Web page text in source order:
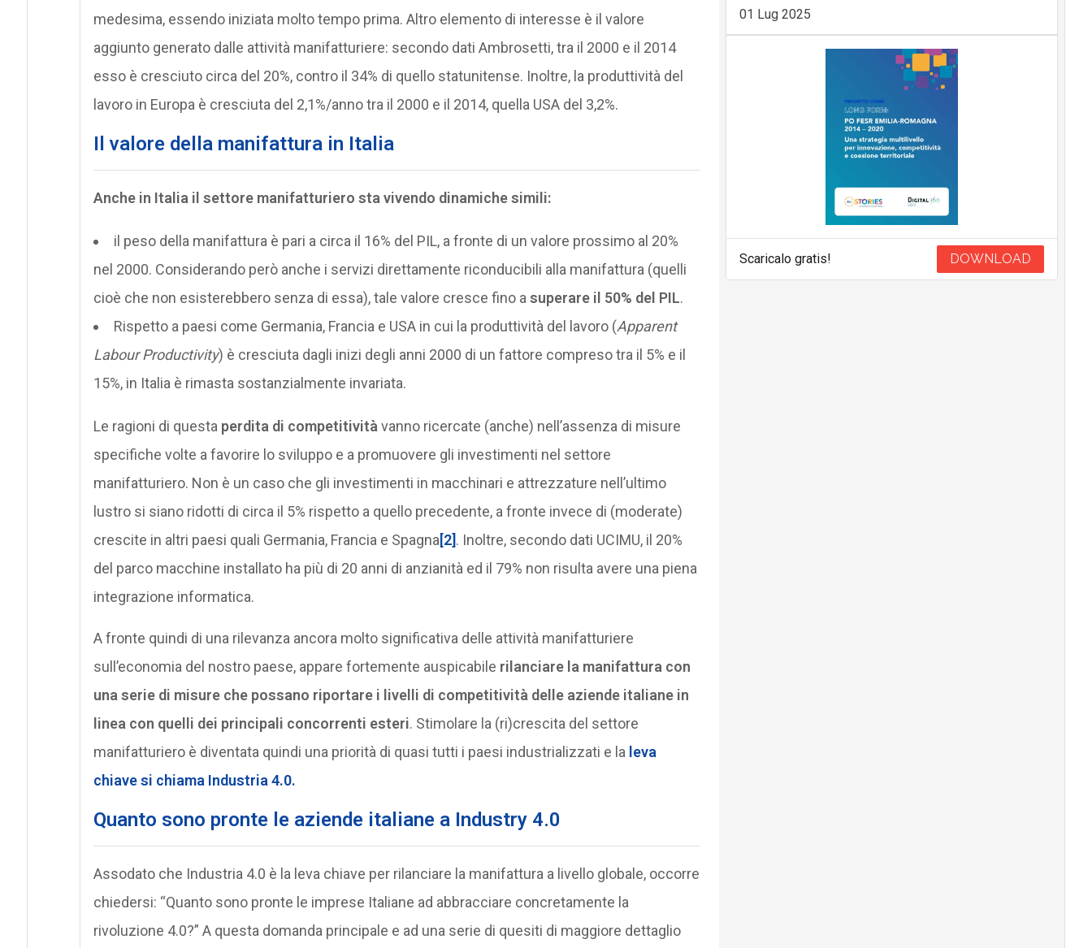
medesima, essendo iniziata molto tempo prima. Altro elemento di interesse è il valore
aggiunto generato dalle attività manifatturiere: secondo dati Ambrosetti, tra il 2000 e il 2014
esso è cresciuto circa del 20%, contro il 34% di quello statunitense. Inoltre, la produttività del
lavoro in Europa è cresciuta del 2,1%/anno tra il 2000 e il 2014, quella USA del 3,2%.
Il valore della manifattura in Italia
Anche in Italia il settore manifatturiero sta vivendo dinamiche simili:
il peso della manifattura è pari a circa il 16% del PIL, a fronte di un valore prossimo al 20%
nel 2000. Considerando però anche i servizi direttamente riconducibili alla manifattura (quelli
cioè che non esisterebbero senza di essa), tale valore cresce fino a superare il 50% del PIL.
Rispetto a paesi come Germania, Francia e USA in cui la produttività del lavoro (Apparent
Labour Productivity) è cresciuta dagli inizi degli anni 2000 di un fattore compreso tra il 5% e il
15%, in Italia è rimasta sostanzialmente invariata.
Le ragioni di questa perdita di competitività vanno ricercate (anche) nell’assenza di misure
specifiche volte a favorire lo sviluppo e a promuovere gli investimenti nel settore
manifatturiero. Non è un caso che gli investimenti in macchinari e attrezzature nell’ultimo
lustro si siano ridotti di circa il 5% rispetto a quello precedente, a fronte invece di (moderate)
crescite in altri paesi quali Germania, Francia e Spagna[2]. Inoltre, secondo dati UCIMU, il 20%
del parco macchine installato ha più di 20 anni di anzianità ed il 79% non risulta avere una piena
integrazione informatica.
A fronte quindi di una rilevanza ancora molto significativa delle attività manifatturiere
sull’economia del nostro paese, appare fortemente auspicabile rilanciare la manifattura con
una serie di misure che possano riportare i livelli di competitività delle aziende italiane in
linea con quelli dei principali concorrenti esteri. Stimolare la (ri)crescita del settore
manifatturiero è diventata quindi una priorità di quasi tutti i paesi industrializzati e la leva
chiave si chiama Industria 4.0.
Quanto sono pronte le aziende italiane a Industry 4.0
Assodato che Industria 4.0 è la leva chiave per rilanciare la manifattura a livello globale, occorre
chiedersi: “Quanto sono pronte le imprese Italiane ad abbracciare concretamente la
rivoluzione 4.0?” A questa domanda principale e ad una serie di quesiti di maggiore dettaglio
01 Lug 2025
Scaricalo gratis! DOWNLOAD